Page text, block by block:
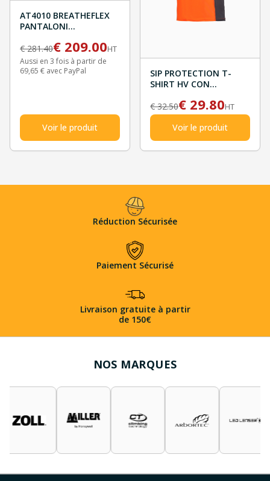
AT4010 BREATHEFLEX
PANTALONI
CLASS 1 NERO
€281.40€ 209.00HT
Aussi en 3 fois à partir de
69,65 € avec PayPal
Voir le produit
SIP PROTECTION T-
SHIRT HV CON
€32.50€ 29.80HT
Voir le produit
Réduction Sécurisée
Paiement Sécurisé
Livraison gratuite à partir
de 150€
NOS MARQUES